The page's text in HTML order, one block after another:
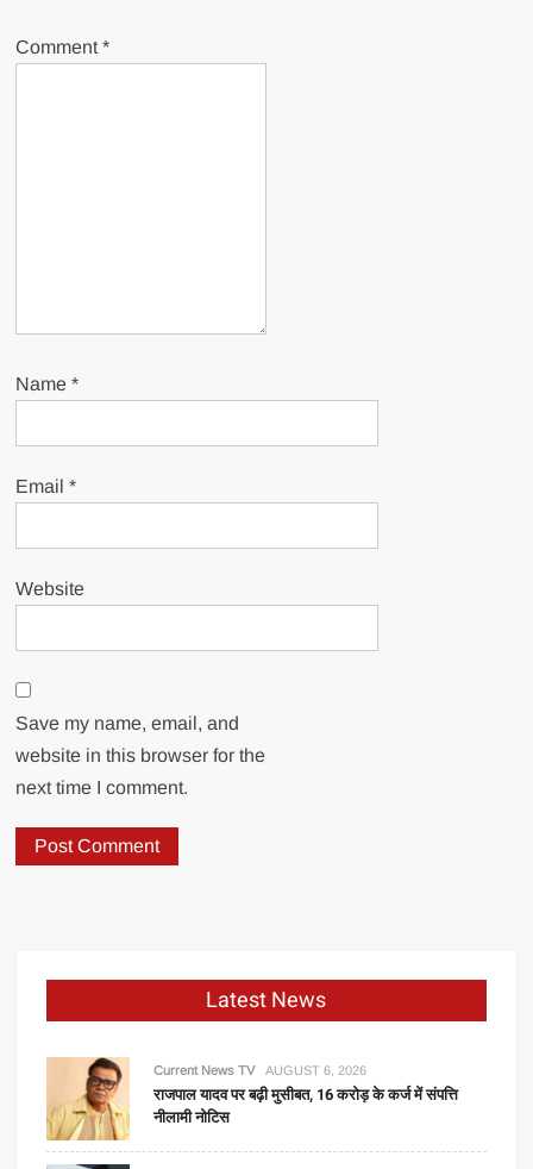
Comment*
Name*
Email*
Website
Save my name, email, and
website in this browser for the
next time I comment.
Latest News
Current News TV AUGUST 6, 2026
राजपाल यादव पर बढ़ी मुसीबत, 16 करोड़ के कर्ज में संपत्ति
नीलामी नोटिस